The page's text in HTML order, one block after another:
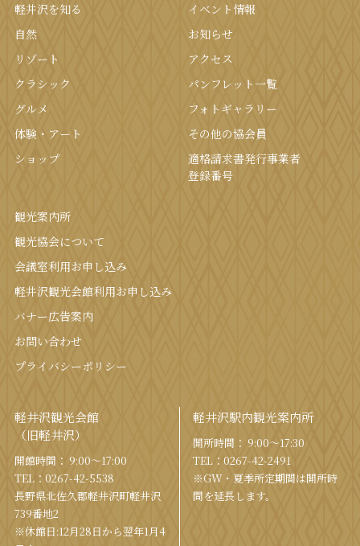
軽井沢を知る
⾃然
リゾート
クラシック
グルメ
体験・アート
ショップ
イベント情報
お知らせ
アクセス
パンフレット⼀覧
フォトギャラリー
その他の協会員
適格請求書発行事業者
登録番号
観光案内所
観光協会について
会議室利⽤お申し込み
軽井沢観光会館利⽤お申し込み
バナー広告案内
お問い合わせ
プライバシーポリシー
軽井沢観光会館
（旧軽井沢）
開館時間： 9:00〜17:00
TEL： 0267-42-5538
⻑野県北佐久郡軽井沢町軽井沢
739番地2
※休館日:12月28日から翌年1月4
軽井沢駅内観光案内所
開所時間： 9:00〜17:30
TEL： 0267-42-2491
※GW・夏季所定期間は開所時
間を延⻑します。